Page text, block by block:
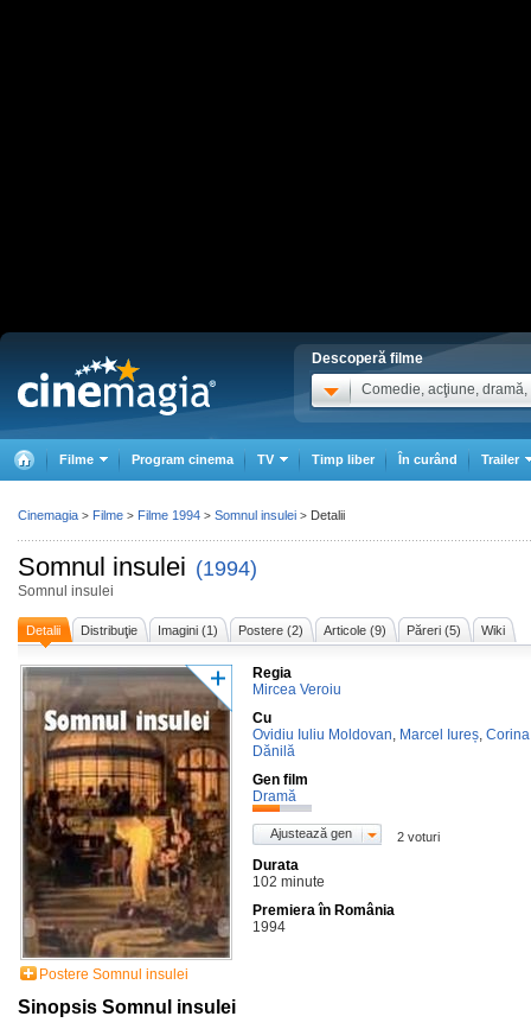
Descoperă filme
Comedie, acţiune, dramă,
Filme Program cinema TV Timp liber În curând Trailer
Somnul insulei (1994)
Somnul insulei
Detalii Distribuţie Imagini (1) Postere (2) Articole (9) Păreri (5) Wiki
Postere Somnul insulei
Regia
Mircea Veroiu
Cu
Ovidiu Iuliu Moldovan, Marcel Iureș, Corina
Dănilă
Gen film
Dramă
Ajustează gen 2 voturi
Durata
102 minute
Premiera în România
1994
Sinopsis Somnul insulei
Cinemagia > Filme > Filme 1994 > Somnul insulei > Detalii